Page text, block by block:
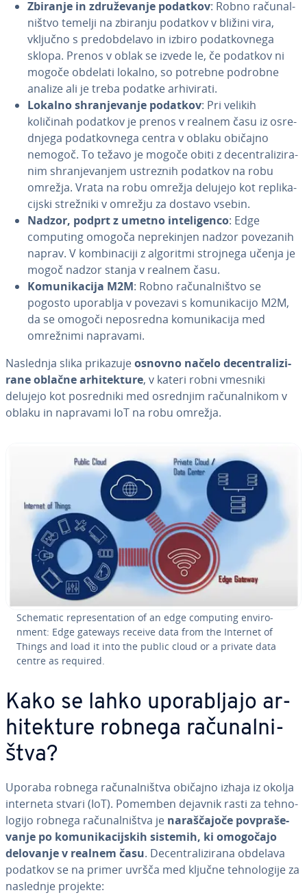
Zbiranje in zdru­že­va­nje podatkov: Robno ra­ču­nal­
ni­štvo temelji na zbiranju podatkov v bližini vira,
vključno s pred­ob­de­la­vo in izbiro po­dat­kov­ne­ga
sklopa. Prenos v oblak se izvede le, če podatkov ni
mogoče obdelati lokalno, so potrebne podrobne
analize ali je treba podatke ar­hi­vi­ra­ti.
Lokalno shra­nje­va­nje podatkov: Pri velikih
količinah podatkov je prenos v realnem času iz osre­
dnje­ga po­dat­kov­ne­ga centra v oblaku običajno
nemogoč. To težavo je mogoče obiti z de­cen­tra­li­zi­ra­
nim shra­nje­va­njem ustreznih podatkov na robu
omrežja. Vrata na robu omrežja delujejo kot re­pli­ka­
cij­ski strežniki v omrežju za dostavo vsebin.
Nadzor, podprt z umetno in­te­li­gen­co: Edge
computing omogoča ne­pre­ki­njen nadzor povezanih
naprav. V kom­bi­na­ci­ji z algoritmi strojnega učenja je
mogoč nadzor stanja v realnem času.
Ko­mu­ni­ka­ci­ja M2M: Robno ra­ču­nal­ni­štvo se
pogosto uporablja v povezavi s ko­mu­ni­ka­ci­jo M2M,
da se omogoči ne­po­sre­dna ko­mu­ni­ka­ci­ja med
omrežnimi napravami.
Naslednja slika prikazujeosnovno načelo de­cen­tra­li­zi­
ra­ne oblačne ar­hi­tek­tu­re, v kateri robni vmesniki
delujejo kot po­sre­dni­ki med osrednjim ra­ču­nal­ni­kom v
oblaku in napravami IoT na robu omrežja.
Schematic re­pre­sen­ta­ti­on of an edge computing en­vi­ro­
nment: Edge gateways receive data from the Internet of
Things and load it into the public cloud or a private data
centre as required.
Kako se lahko upo­ra­blja­jo ar­
hi­tek­tu­re robnega ra­ču­nal­ni­
štva?
Uporaba robnega ra­ču­nal­ni­štva običajno izhaja iz okolja
interneta stvari (IoT). Pomemben dejavnik rasti za teh­no­
lo­gi­jo robnega ra­ču­nal­ni­štva je na­ra­šča­jo­če pov­pra­še­
va­nje po ko­mu­ni­ka­cij­skih sistemih, ki omogočajo
delovanje v realnem času. De­cen­tra­li­zi­ra­na obdelava
podatkov se na primer uvršča med ključne teh­no­lo­gi­je za
naslednje projekte: